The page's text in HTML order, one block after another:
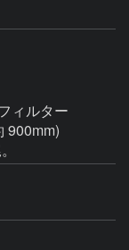
ィルター
900mm)